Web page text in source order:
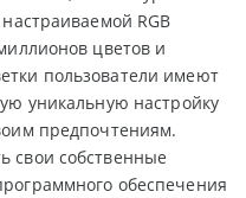
RGB
цветов и
пользователи имеют
уникальную настройку
предпочтениям.
свои собственные
обеспечения